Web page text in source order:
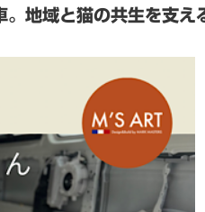
。地域と猫の共生を支え